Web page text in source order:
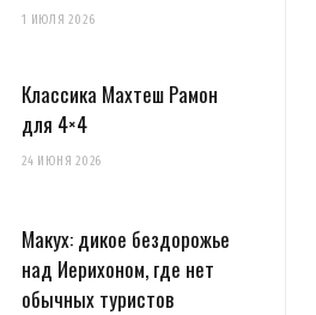
1 ИЮЛЯ 2026
Классика Махтеш Рамон
для 4×4
24 ИЮНЯ 2026
Макух: дикое бездорожье
над Иерихоном, где нет
обычных туристов